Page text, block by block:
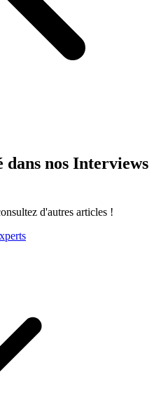
nos Interviews
d'autres articles !